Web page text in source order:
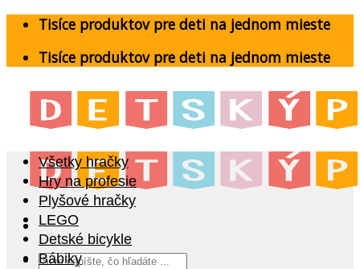
Skip
content
Tisíce produktov pre deti na jednom mieste
Tisíce produktov pre deti na jednom mieste
Hľadať:
Všetky hračky
Hry na profesie
Plyšové hračky
LEGO
Detské bicykle
Bábiky